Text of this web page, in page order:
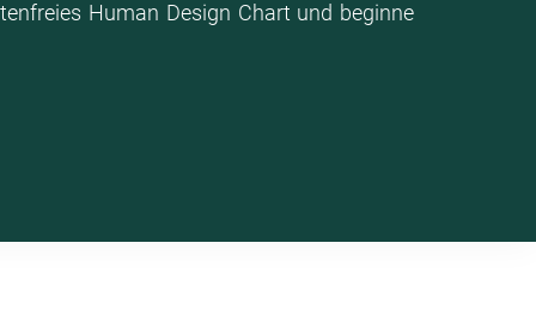
Human Design Chart und beginne